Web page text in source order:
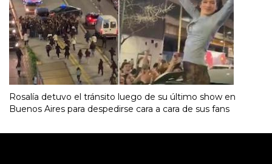
Rosalía detuvo el tránsito luego de su último show en
Buenos Aires para despedirse cara a cara de sus fans